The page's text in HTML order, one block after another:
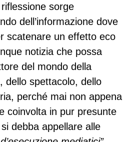
sorge
dell’informazione dove
scatenare un effetto eco
notizia che possa
del mondo della
dello spettacolo, dello
perché mai non appena
coinvolta in pur presunte
debba appellare alle